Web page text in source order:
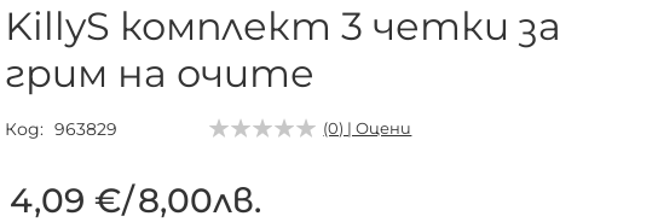
KillyS комплект 3 четки за
грим на очите
Код 963829 (0) | Оцени
4,09 €/8,00лв.